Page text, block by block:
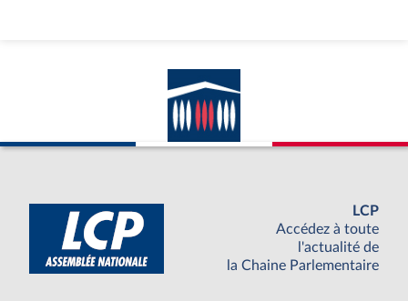
LCP
Accédez à toute
l'actualité de
la Chaine Parlementaire